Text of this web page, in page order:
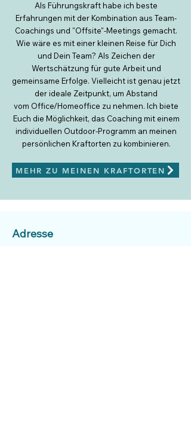
Als Führungskraft habe ich beste
Erfahrungen mit der Kombination aus Team-
Coachings und "Offsite"-Meetings gemacht.
Wie wäre es mit einer kleinen Reise für Dich
und Dein Team? Als Zeichen der
Wertschätzung für gute Arbeit und
gemeinsame Erfolge. Vielleicht ist genau jetzt
der ideale Zeitpunkt, um Abstand
vom Office/Homeoffice zu nehmen. Ich biete
Euch die Möglichkeit, das Coaching mit einem
individuellen Outdoor-Programm an meinen
persönlichen Kraftorten zu kombinieren.
MEHR ZU MEINEN KRAFTORTEN
Adresse